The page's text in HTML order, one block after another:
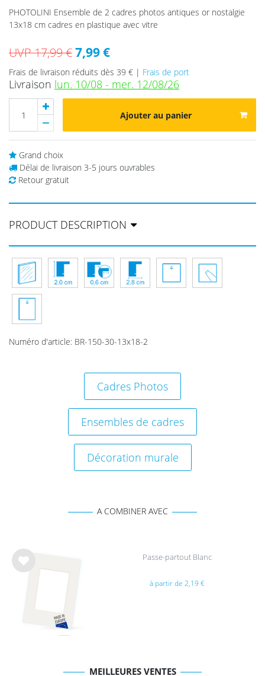
PHOTOLINI Ensemble de 2 cadres photos antiques or nostalgie
13x18 cm cadres en plastique avec vitre
UVP 17,99 €7,99 €
Frais de livraison réduits dès 39 € | Frais de port
Livraison lun. 10/08 - mer. 12/08/26
Ajouter au panier
Grand choix
Délai de livraison 3-5 jours ouvrables
Retour gratuit
PRODUCT DESCRIPTION
Numéro d'article: BR-150-30-13x18-2
Cadres Photos
Ensembles de cadres
Décoration murale
A COMBINER AVEC
List
Passe-partout Blanc
à partir de 2,19 €
MEILLEURES VENTES